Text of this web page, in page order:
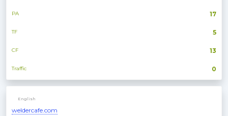
17
PA
5
TF
13
CF
0
Traffic
English
weldercafe.com